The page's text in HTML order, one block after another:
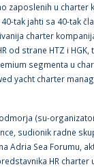
zaposlenih u charter
tak jahti sa 40-tak
charter
od strane HTZ i
segmenta u
yacht charter
(su-
sudionik radne
Adria Sea Forumu,
HR charter